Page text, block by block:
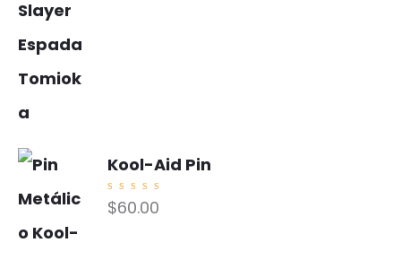
Kool-Aid Pin
Valorad
o con
5.00
$60.00